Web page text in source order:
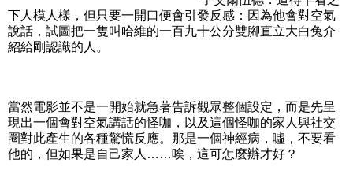
下人模人樣，但只要一開口便會引發反感：因為他會對空氣
說話，試圖把一隻叫哈維的一百九十公分雙腳直立大白兔介
紹給剛認識的人。
當然電影並不是一開始就急著告訴觀眾整個設定，而是先呈
現出一個會對空氣講話的怪咖，以及這個怪咖的家人與社交
圈對此產生的各種驚慌反應。那是一個神經病，噓，不要看
他的，但如果是自己家人……唉，這可怎麼辦才好？